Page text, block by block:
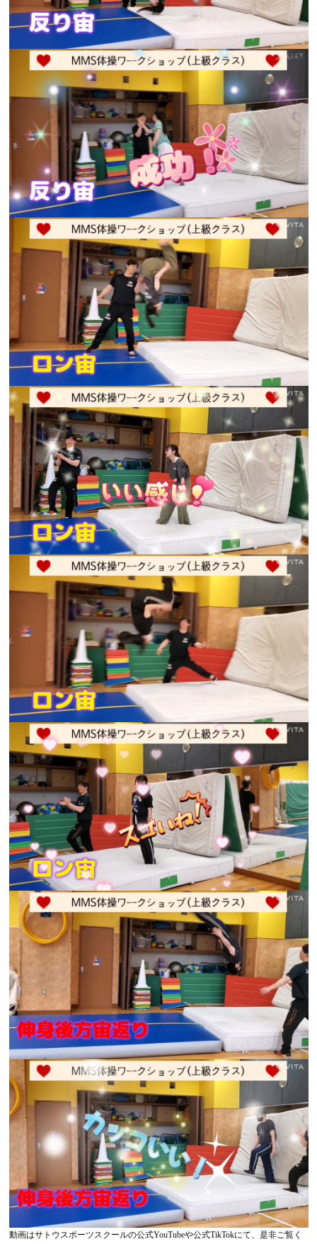
動画はサトウスポーツスクールの公式YouTubeや公式TikTokにて、是非ご覧く